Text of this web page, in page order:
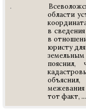
области
в
в
юристу
тот факт, ...